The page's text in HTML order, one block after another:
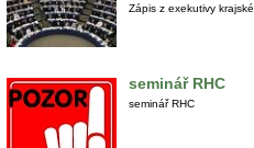
Zápis z exekutivy
seminář RHC
seminář RHC